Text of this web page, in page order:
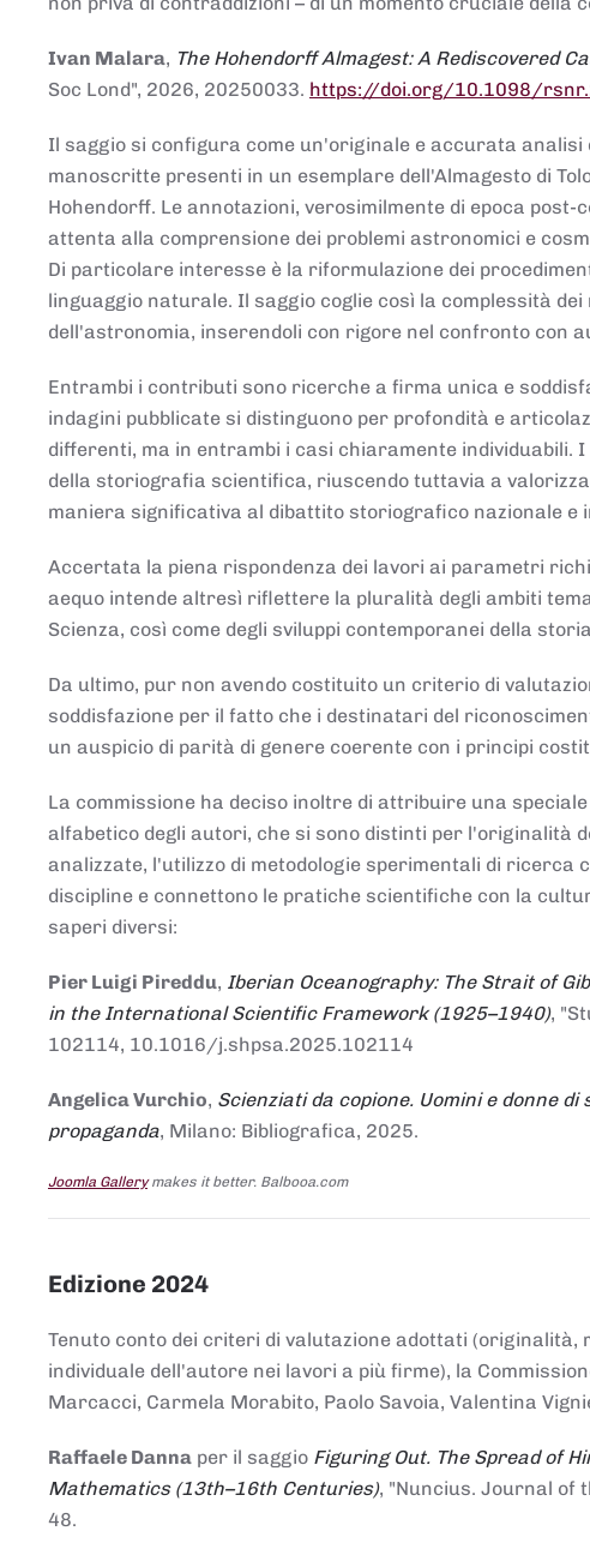
Ivan Malara, The Hohendorff Almagest: A Rediscovered
Soc Lond", 2026, 20250033. https://doi.org/10.1098/
Il saggio si configura come un'originale e accurata
manoscritte presenti in un esemplare dell'Almagesto di
Hohendorff. Le annotazioni, verosimilmente di epoca
attenta alla comprensione dei problemi astronomici e
Di particolare interesse è la riformulazione dei
linguaggio naturale. Il saggio coglie così la complessità
dell'astronomia, inserendoli con rigore nel confronto con
Entrambi i contributi sono ricerche a firma unica e
indagini pubblicate si distinguono per profondità e
differenti, ma in entrambi i casi chiaramente
della storiografia scientifica, riuscendo tuttavia a
maniera significativa al dibattito storiografico nazionale e
Accertata la piena rispondenza dei lavori ai parametri
aequo intende altresì riflettere la pluralità degli ambiti
Scienza, così come degli sviluppi contemporanei della
Da ultimo, pur non avendo costituito un criterio di
soddisfazione per il fatto che i destinatari del
un auspicio di parità di genere coerente con i principi
La commissione ha deciso inoltre di attribuire una
alfabetico degli autori, che si sono distinti per l'originalità
analizzate, l'utilizzo di metodologie sperimentali di ricerca
discipline e connettono le pratiche scientifiche con la
saperi diversi:
Pier Luigi Pireddu, Iberian Oceanography: The Strait of
in the International Scientific Framework (1925–1940),
102114, 10.1016/j.shpsa.2025.102114
Angelica Vurchio, Scienziati da copione. Uomini e donne
propaganda, Milano: Bibliografica, 2025.
Joomla Gallerymakes it better. Balbooa.com
Edizione 2024
Tenuto conto dei criteri di valutazione adottati
individuale dell'autore nei lavori a più firme), la
Marcacci, Carmela Morabito, Paolo Savoia, Valentina
Raffaele Danna per il saggio Figuring Out. The Spread of
Mathematics (13th–16th Centuries), "Nuncius. Journal of
48.